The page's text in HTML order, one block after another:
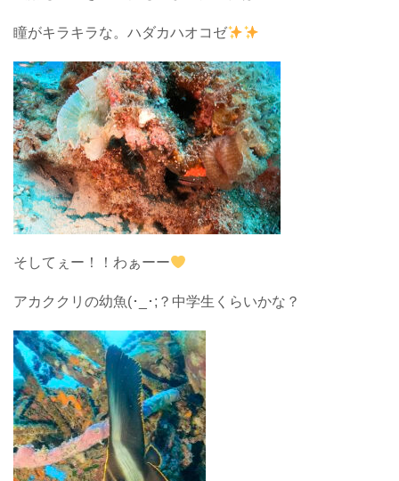
瞳がキラキラな。ハダカハオコゼ
そしてぇー！！わぁーー
アカククリの幼魚(･_･;？中学生くらいかな？